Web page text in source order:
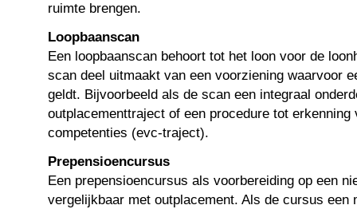
ruimte brengen.
Loopbaanscan
Een loopbaanscan behoort tot het loon voor de
scan deel uitmaakt van een voorziening waarvoor
geldt. Bijvoorbeeld als de scan een integraal
outplacementtraject of een procedure tot erkenning
competenties (evc-traject).
Prepensioencursus
Een prepensioencursus als voorbereiding op een
vergelijkbaar met outplacement. Als de cursus een